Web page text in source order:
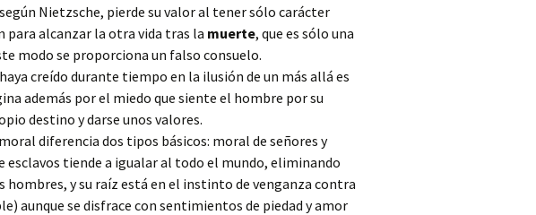
Nietzsche, pierde su valor al tener sólo carácter
alcanzar la otra vida tras la muerte, que es sólo una
modo se proporciona un falso consuelo.
creído durante tiempo en la ilusión de un más allá es
además por el miedo que siente el hombre por su
destino y darse unos valores.
diferencia dos tipos básicos: moral de señores y
esclavos tiende a igualar al todo el mundo, eliminando
hombres, y su raíz está en el instinto de venganza contra
aunque se disfrace con sentimientos de piedad y amor